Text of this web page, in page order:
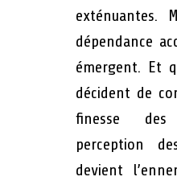
exténuantes.
dépendance
émergent. Et
décident de
finesse
perception
devient